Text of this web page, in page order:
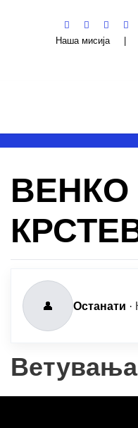
Наша мисија
ВЕНКО
👤 Останати ·
Ветувања